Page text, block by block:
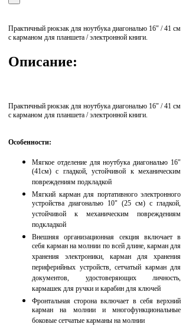
Практичный рюкзак для ноутбука диагональю 16" / 41 см
с карманом для планшета / электронной книги.
Описание:
Практичный рюкзак для ноутбука диагональю 16" / 41 см
с карманом для планшета / электронной книги.
Особенности:
Мягкое отделение для ноутбука диагональю 16"
(41см) с гладкой, устойчивой к механическим
повреждениям подкладкой
Мягкий карман для портативного электронного
устройства диагональю 10" (25 см) с гладкой,
устойчивой к механическим повреждениям
подкладкой
Внешняя организационная секция включает в
себя карман на молнии по всей длине, карман для
хранения электроники, карман для хранения
периферийных устройств, сетчатый карман для
документов, удостоверяющих личность,
кармашек для ручки и карабин для ключей
Фронтальная сторона включает в себя верхний
карман на молнии и многофункциональные
боковые сетчатые карманы на молнии